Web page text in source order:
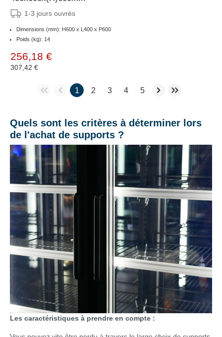
1-3 jours ouvrés
Dimensions (mm): H600 x L400 x P600
Poids (kg): 14
256,18 €
307,42 €
1 2 3 4 5
Quels sont les critères à déterminer lors
de l'achat de supports ?
Les caractéristiques à prendre en compte :